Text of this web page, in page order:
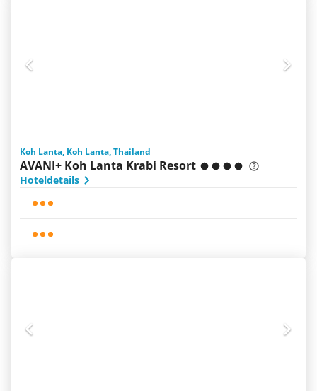
Koh Lanta, Koh Lanta, Thailand
AVANI+ Koh Lanta Krabi Resort
Hoteldetails